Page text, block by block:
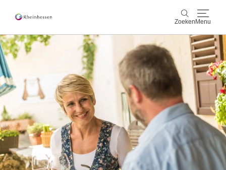
Zoeken Menu
Zoeken
wijn & gastronomie
actief & natuur
Cultuur & Steden
Events
reservering & service